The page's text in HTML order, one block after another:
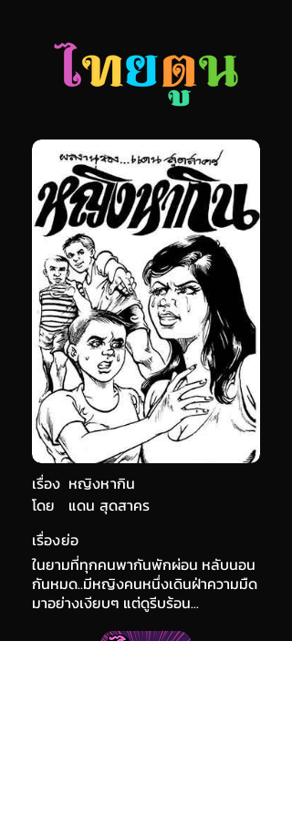
เรื่อง หญิงหากิน
แดน สุดสาคร
โดย
เรื่องย่อ
ในยามที่ทุกคนพากันพักผ่อน หลับนอน
กันหมด..มีหญิงคนหนึ่งเดินฝ่าความมืด
มาอย่างเงียบๆ แต่ดูรีบร้อน...